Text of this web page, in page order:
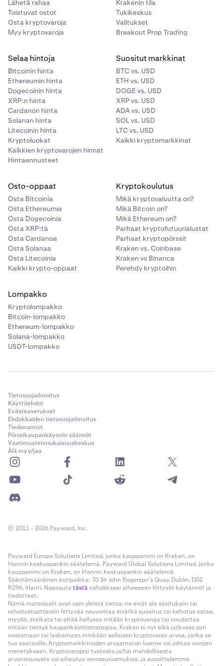
6
Liitä tai kirjoita kertakäyttöinen koodi Kraken-
sovellukseen.
Onnistui! Olet ottanut sisäänkirjautumisen
tilillesi.
Lähetä rahaa
Toistuvat ostot
Osta kryptovaroja
Myy kryptovaroja
Krakenin tila
Tukikeskus
Valitukset
Breakout Prop Trading
Selaa hintoja
Bitcoinin hinta
Ethereumin hinta
Dogecoinin hinta
XRP:n hinta
Cardanon hinta
Solanan hinta
Litecoinin hinta
Kryptoluokat
Kaikkien kryptovarojen hinnat
Hintaennusteet
Suositut markkinat
BTC vs. USD
ETH vs. USD
DOGE vs. USD
XRP vs. USD
ADA vs. USD
SOL vs. USD
LTC vs. USD
Kaikki kryptomarkkinat
Osto-oppaat
Osta Bitcoinia
Osta Ethereumia
Osta Dogecoinia
Osta XRP:tä
Osta Cardanoa
Osta Solanaa
Osta Litecoinia
Kaikki krypto-oppaat
Kryptokoulutus
Mikä kryptovaluutta on?
Mikä Bitcoin on?
Mikä Ethereum on?
Parhaat kryptofutuurialustat
Parhaat kryptopörssit
Kraken vs. Coinbase
Kraken vs Binance
Perehdy kryptoihin
Lompakko
Kryptolompakko
Bitcoin-lompakko
Ethereum-lompakko
Solana-lompakko
USDT-lompakko
Tietosuojailmoitus
Käyttöehdot
Evästeasetukset
Ehdokkaiden tietosuojailmoitus
Tiedonannot
Pörssikaupankäynnin säännöt
Vaatimustenmukaisuuskeskus
Älä myy/jaa
© 2011 - 2026 Payward, Inc.
Payward Europe Solutions Limited, jonka kauppanimi on Kraken, on
Irlannin keskuspankin säätelemä. Payward Global Solutions Limited, jonka
kauppanimi on Kraken, on Irlannin keskuspankin säätelemä.
Sääntömääräinen kotipaikka: 70 Sir John Rogerson’s Quay, Dublin, D02
R296, Irlanti. Napsautatästä nähdäksesi aiheeseen liittyvät käytännöt ja
tiedotteet.
Nämä materiaalit ovat vain yleistä tietoa; ne eivät ole sijoituksiin tai
rahoitustuotteisiin liittyvää neuvontaa eivätkä suositus tai kehotus ostaa,
myydä, steikata tai pitää hallussa mitään kryptovaroja tai noudattaa
mitään tiettyä kaupankäyntistrategiaa. Kraken ei nyt eikä jatkossa pyri
nostamaan tai laskemaan minkään sellaisen kryptovaran arvoa, jonka se
tuo saataville. Kryptomarkkinoiden arvaamaton luonne voi johtaa varojen
menetykseen. Kryptovarojesi tuotosta ja/tai mahdollisesta
arvonnoususta voi aiheutua veroseuraamuksia, ja suosittelemme